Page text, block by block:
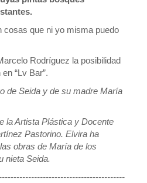
cosas que ni yo misma puedo
Rodríguez la posibilidad
“Lv Bar”.
de Seida y de su madre María
la Artista Plástica y Docente
Pastorino. Elvira ha
obras de María de los
nieta Seida.